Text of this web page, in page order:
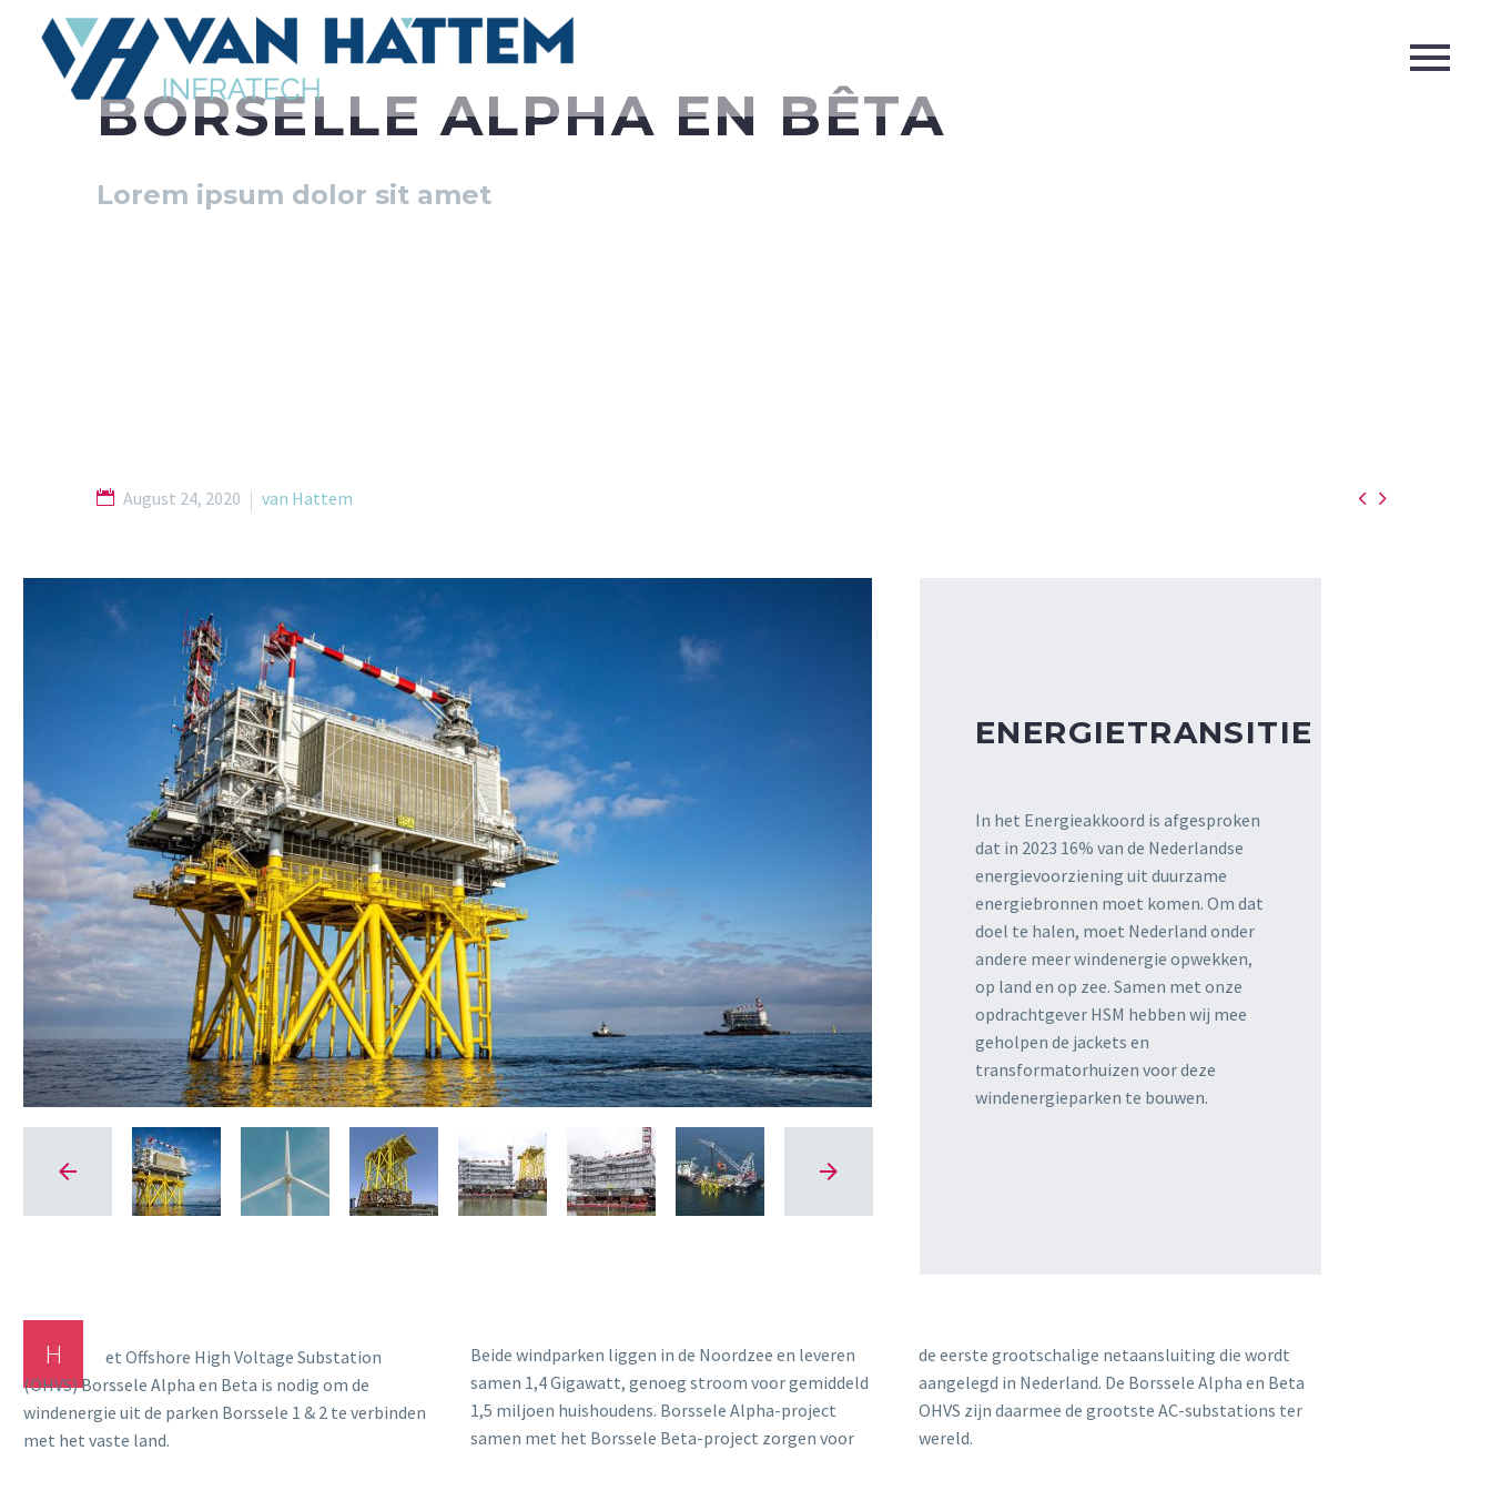
BORSELLE ALPHA EN BÊTA
Lorem ipsum dolor sit amet
 
August 24, 2020 van Hattem
ENERGIETRANSITIE
In het Energieakkoord is afgesproken
dat in 2023 16% van de Nederlandse
energievoorziening uit duurzame
energiebronnen moet komen. Om dat
doel te halen, moet Nederland onder
andere meer windenergie opwekken,
op land en op zee. Samen met onze
opdrachtgever HSM hebben wij mee
geholpen de jackets en
transformatorhuizen voor deze
windenergieparken te bouwen.
H
et Offshore High Voltage Substation
(OHVS) Borssele Alpha en Beta is nodig om de
windenergie uit de parken Borssele 1 & 2 te verbinden
met het vaste land.
Beide windparken liggen in de Noordzee en leveren
samen 1,4 Gigawatt, genoeg stroom voor gemiddeld
1,5 miljoen huishoudens. Borssele Alpha-project
samen met het Borssele Beta-project zorgen voor
de eerste grootschalige netaansluiting die wordt
aangelegd in Nederland. De Borssele Alpha en Beta
OHVS zijn daarmee de grootste AC-substations ter
wereld.